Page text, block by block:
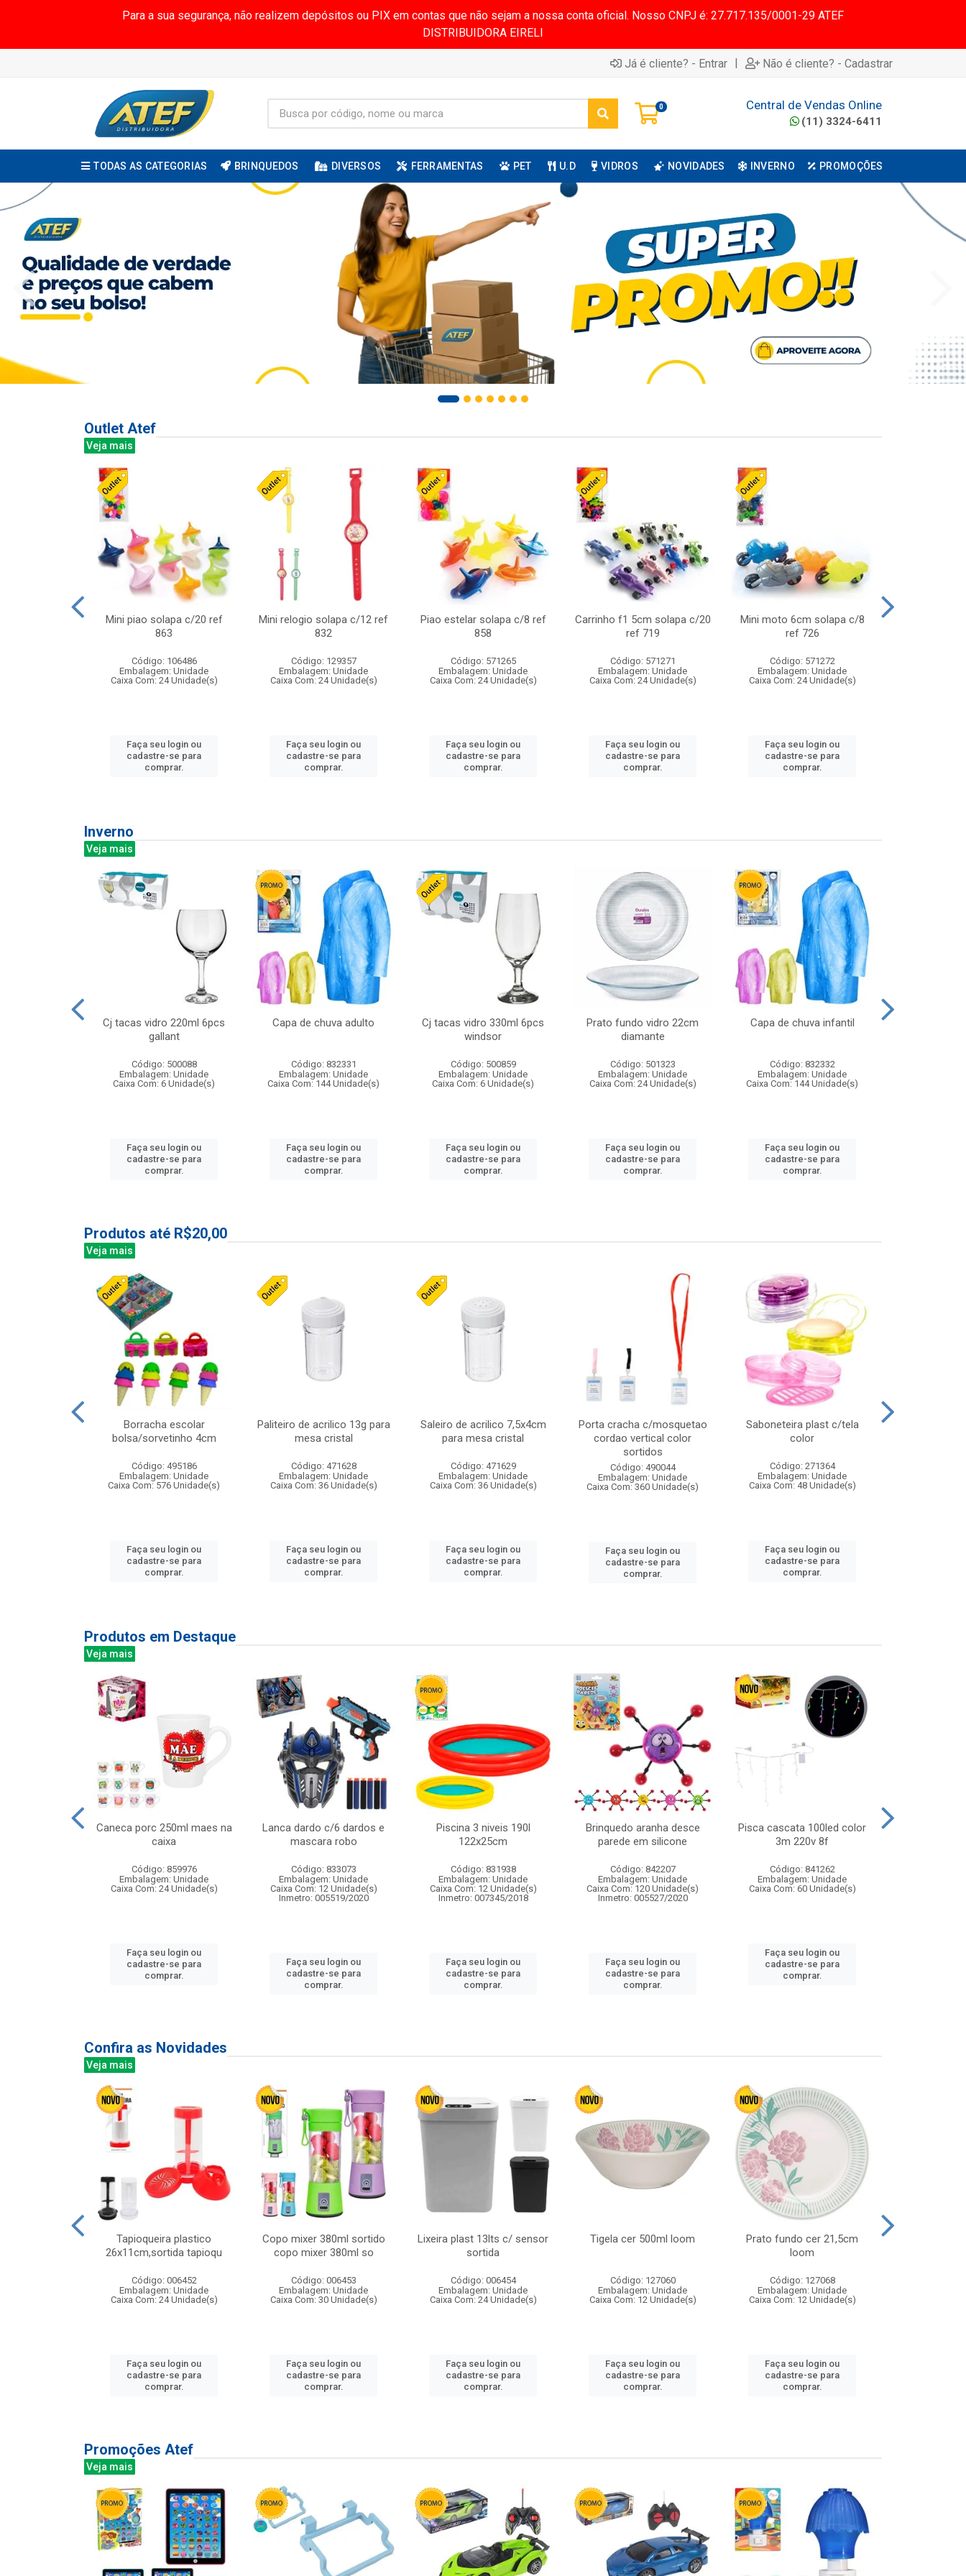
Para a sua segurança, não realizem depósitos ou PIX em contas que não sejam a nossa conta oficial. Nosso CNPJ é: 27.717.135/0001-29 ATEF
DISTRIBUIDORA EIRELI
Já é cliente? - Entrar | Não é cliente? - Cadastrar
0 Central de Vendas Online
(11) 3324-6411
TODAS AS CATEGORIAS BRINQUEDOS DIVERSOS FERRAMENTAS PET U.D VIDROS NOVIDADES INVERNO PROMOÇÕES
Outlet Atef
Veja mais
Mini piao solapa c/20 ref
863
Código: 106486
Embalagem: Unidade
Caixa Com: 24 Unidade(s)
Faça seu login ou
cadastre-se para
comprar.
Mini relogio solapa c/12 ref
832
Código: 129357
Embalagem: Unidade
Caixa Com: 24 Unidade(s)
Faça seu login ou
cadastre-se para
comprar.
Piao estelar solapa c/8 ref
858
Código: 571265
Embalagem: Unidade
Caixa Com: 24 Unidade(s)
Faça seu login ou
cadastre-se para
comprar.
Carrinho f1 5cm solapa c/20
ref 719
Código: 571271
Embalagem: Unidade
Caixa Com: 24 Unidade(s)
Faça seu login ou
cadastre-se para
comprar.
Mini moto 6cm solapa c/8
ref 726
Código: 571272
Embalagem: Unidade
Caixa Com: 24 Unidade(s)
Faça seu login ou
cadastre-se para
comprar.
Inverno
Veja mais
Cj tacas vidro 220ml 6pcs
gallant
Código: 500088
Embalagem: Unidade
Caixa Com: 6 Unidade(s)
Faça seu login ou
cadastre-se para
comprar.
Capa de chuva adulto
Código: 832331
Embalagem: Unidade
Caixa Com: 144 Unidade(s)
Faça seu login ou
cadastre-se para
comprar.
Cj tacas vidro 330ml 6pcs
windsor
Código: 500859
Embalagem: Unidade
Caixa Com: 6 Unidade(s)
Faça seu login ou
cadastre-se para
comprar.
Prato fundo vidro 22cm
diamante
Código: 501323
Embalagem: Unidade
Caixa Com: 24 Unidade(s)
Faça seu login ou
cadastre-se para
comprar.
Capa de chuva infantil
Código: 832332
Embalagem: Unidade
Caixa Com: 144 Unidade(s)
Faça seu login ou
cadastre-se para
comprar.
Produtos até R$20,00
Veja mais
Borracha escolar
bolsa/sorvetinho 4cm
Código: 495186
Embalagem: Unidade
Caixa Com: 576 Unidade(s)
Faça seu login ou
cadastre-se para
comprar.
Paliteiro de acrilico 13g para
mesa cristal
Código: 471628
Embalagem: Unidade
Caixa Com: 36 Unidade(s)
Faça seu login ou
cadastre-se para
comprar.
Saleiro de acrilico 7,5x4cm
para mesa cristal
Código: 471629
Embalagem: Unidade
Caixa Com: 36 Unidade(s)
Faça seu login ou
cadastre-se para
comprar.
Porta cracha c/mosquetao
cordao vertical color
sortidos
Código: 490044
Embalagem: Unidade
Caixa Com: 360 Unidade(s)
Faça seu login ou
cadastre-se para
comprar.
Saboneteira plast c/tela
color
Código: 271364
Embalagem: Unidade
Caixa Com: 48 Unidade(s)
Faça seu login ou
cadastre-se para
comprar.
Produtos em Destaque
Veja mais
Caneca porc 250ml maes na
caixa
Código: 859976
Embalagem: Unidade
Caixa Com: 24 Unidade(s)
Faça seu login ou
cadastre-se para
comprar.
Lanca dardo c/6 dardos e
mascara robo
Código: 833073
Embalagem: Unidade
Caixa Com: 12 Unidade(s)
Inmetro: 005519/2020
Faça seu login ou
cadastre-se para
comprar.
Piscina 3 niveis 190l
122x25cm
Código: 831938
Embalagem: Unidade
Caixa Com: 12 Unidade(s)
Inmetro: 007345/2018
Faça seu login ou
cadastre-se para
comprar.
Brinquedo aranha desce
parede em silicone
Código: 842207
Embalagem: Unidade
Caixa Com: 120 Unidade(s)
Inmetro: 005527/2020
Faça seu login ou
cadastre-se para
comprar.
Pisca cascata 100led color
3m 220v 8f
Código: 841262
Embalagem: Unidade
Caixa Com: 60 Unidade(s)
Faça seu login ou
cadastre-se para
comprar.
Confira as Novidades
Veja mais
Tapioqueira plastico
26x11cm,sortida tapioqu
Código: 006452
Embalagem: Unidade
Caixa Com: 24 Unidade(s)
Faça seu login ou
cadastre-se para
comprar.
Copo mixer 380ml sortido
copo mixer 380ml so
Código: 006453
Embalagem: Unidade
Caixa Com: 30 Unidade(s)
Faça seu login ou
cadastre-se para
comprar.
Lixeira plast 13lts c/ sensor
sortida
Código: 006454
Embalagem: Unidade
Caixa Com: 24 Unidade(s)
Faça seu login ou
cadastre-se para
comprar.
Tigela cer 500ml loom
Código: 127060
Embalagem: Unidade
Caixa Com: 12 Unidade(s)
Faça seu login ou
cadastre-se para
comprar.
Prato fundo cer 21,5cm
loom
Código: 127068
Embalagem: Unidade
Caixa Com: 12 Unidade(s)
Faça seu login ou
cadastre-se para
comprar.
Promoções Atef
Veja mais